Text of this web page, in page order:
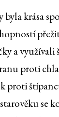
krása
a využívali
proti
proti
se